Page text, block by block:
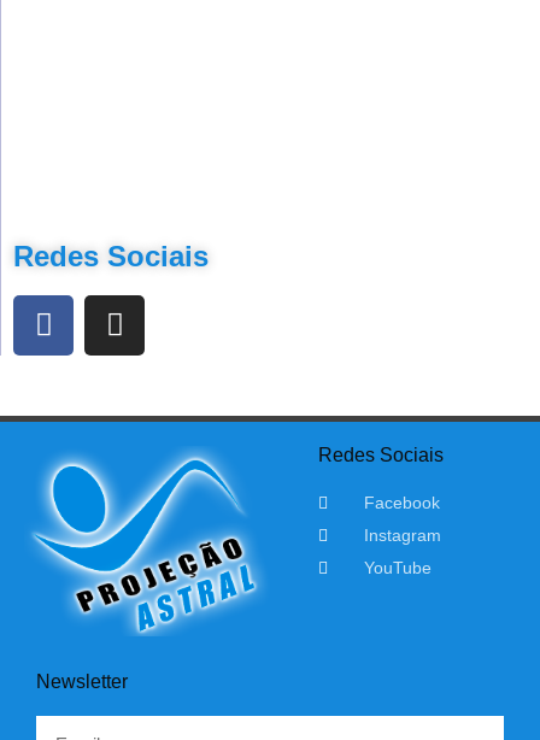
Redes Sociais
Redes Sociais
Facebook
Instagram
YouTube
Newsletter